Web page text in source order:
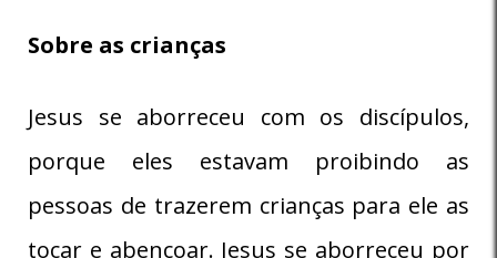
Sobre as crianças
Jesus se aborreceu com os discípulos,
porque eles estavam proibindo as
pessoas de trazerem crianças para ele as
tocar e abençoar. Jesus se aborreceu por